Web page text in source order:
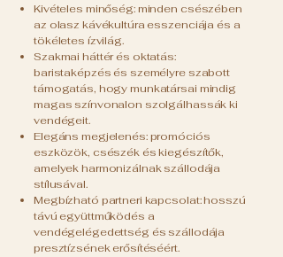
Kivételes minőség: minden csészében
az olasz kávékultúra esszenciája és a
tökéletes ízvilág.
Szakmai háttér és oktatás:
baristaképzés és személyre szabott
támogatás, hogy munkatársai mindig
magas színvonalon szolgálhassák ki
vendégeit.
Elegáns megjelenés: promóciós
eszközök, csészék és kiegészítők,
amelyek harmonizálnak szállodája
stílusával.
Megbízható partneri kapcsolat: hosszú
távú együttműködés a
vendégelégedettség és szállodája
presztízsének erősítéséért.